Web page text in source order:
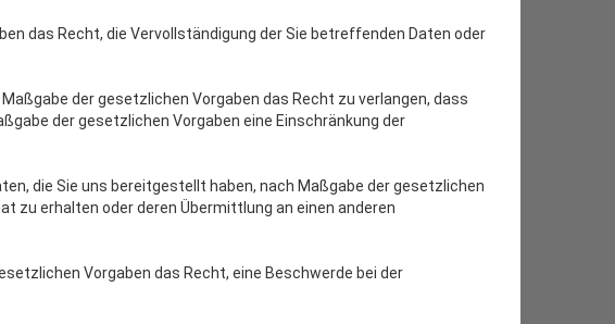
das Recht, die Vervollständigung der Sie betreffenden Daten oder
der gesetzlichen Vorgaben das Recht zu verlangen, dass
der gesetzlichen Vorgaben eine Einschränkung der
die Sie uns bereitgestellt haben, nach Maßgabe der gesetzlichen
zu erhalten oder deren Übermittlung an einen anderen
Vorgaben das Recht, eine Beschwerde bei der